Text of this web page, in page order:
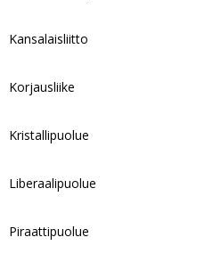
Kansalaisliitto
Korjausliike
Kristallipuolue
Liberaalipuolue
Piraattipuolue